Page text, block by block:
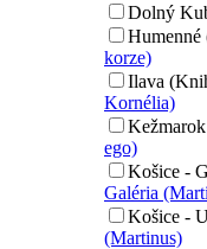
Dolný
korze)
Ilava
Kornélia)
ego)
Košice -
Galéria
Košice -
(Martinus)